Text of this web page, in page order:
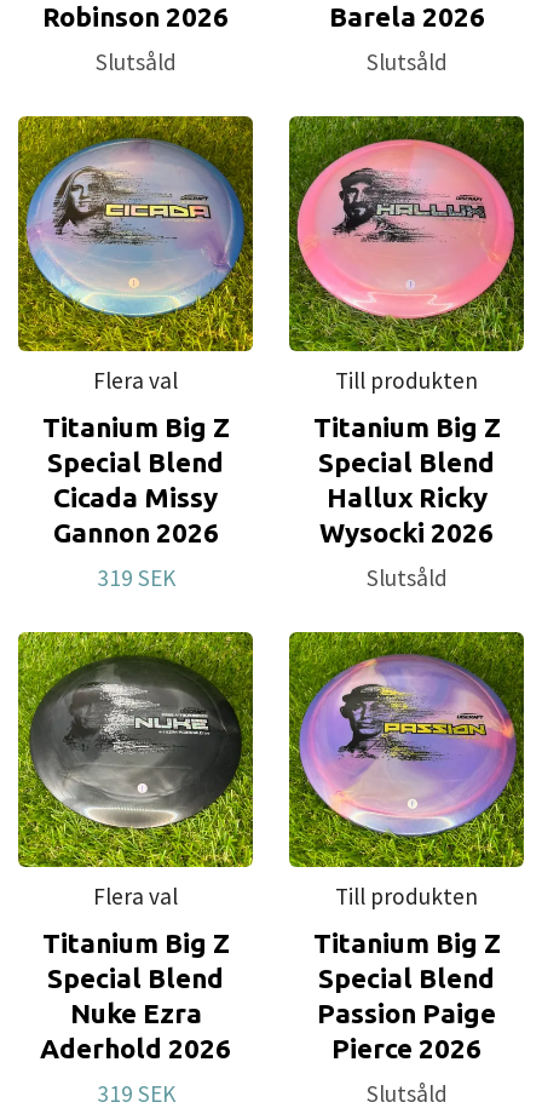
Robinson 2026
Slutsåld
Barela 2026
Slutsåld
Flera val
Titanium Big Z
Special Blend
Cicada Missy
Gannon 2026
319 SEK
Till produkten
Titanium Big Z
Special Blend
Hallux Ricky
Wysocki 2026
Slutsåld
Flera val
Titanium Big Z
Special Blend
Nuke Ezra
Aderhold 2026
319 SEK
Till produkten
Titanium Big Z
Special Blend
Passion Paige
Pierce 2026
Slutsåld